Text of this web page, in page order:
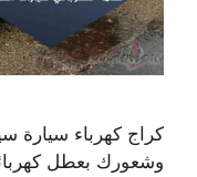
كراج كهرباء سيارة
وشعورك بعطل